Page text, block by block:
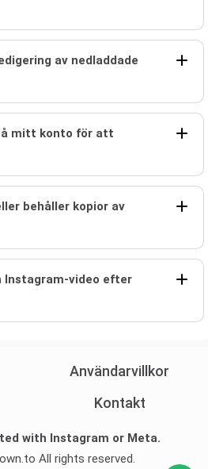
av nedladdade
mitt konto för att
behåller kopior av
Instagram-video efter
Användarvillkor
Kontakt
with Instagram or Meta.
All rights reserved.